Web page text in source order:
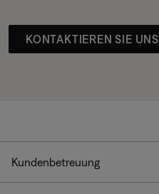
KONTAKTIEREN SIE UNS
Kundenbetreuung